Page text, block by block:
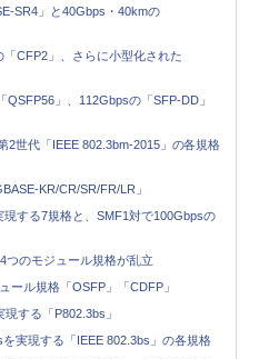
SR4」と40Gbps・40kmの
CFP2」、さらに小型化された
」、112Gbpsの「SFP-DD」
2世代「IEEE 802.3bm-2015」の各規格
KR/CR/SR/FR/LR」
現する7規格と、SMF1対で100Gbpsの
つのモジュール規格が乱立
ール規格「OSFP」「CDFP」
する「P802.3bs」
実現する「IEEE 802.3bs」の各規格